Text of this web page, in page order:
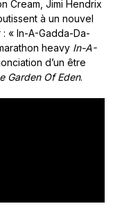
Cream, Jimi Hendrix
à un nouvel
« In-A-Gadda-Da-
heavy In-A-
d’un être
Garden Of Eden.